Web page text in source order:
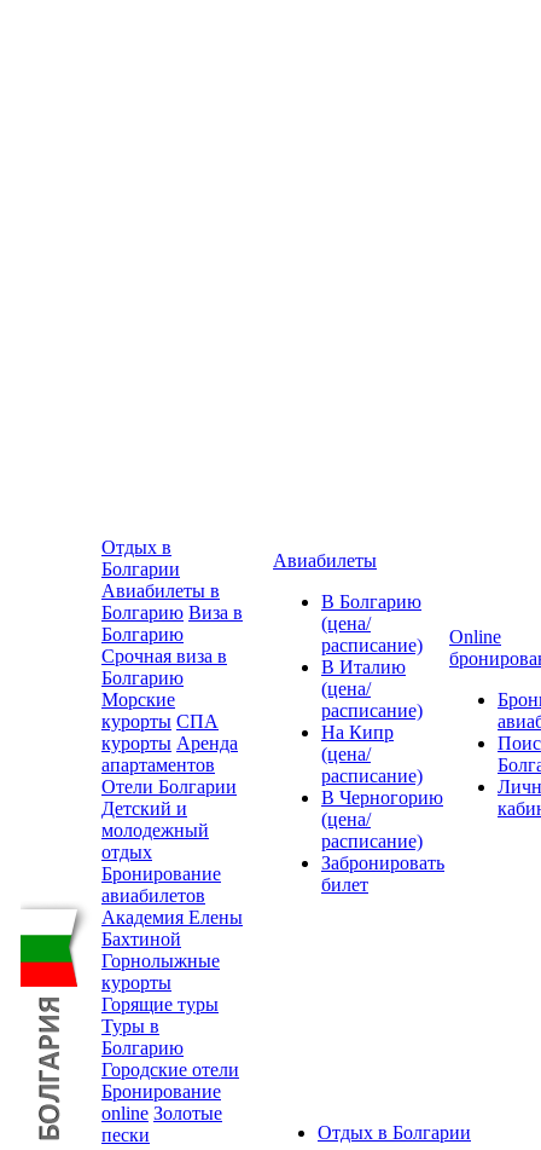
Отдых в
Болгарии
Авиабилеты в
Болгарию Виза в
Болгарию
Срочная виза в
Болгарию
Морские
курорты СПА
курорты Аренда
апартаментов
Отели Болгарии
Детский и
молодежный
отдых
Бронирование
авиабилетов
Академия Елены
Бахтиной
Горнолыжные
курорты
Горящие туры
Туры в
Болгарию
Городские отели
Бронирование
online Золотые
пески
Авиабилеты
В Болгарию
(цена/
расписание)
В Италию
(цена/
расписание)
На Кипр
(цена/
расписание)
В Черногорию
(цена/
расписание)
Забронировать
билет
Online
Отдых в Болгарии